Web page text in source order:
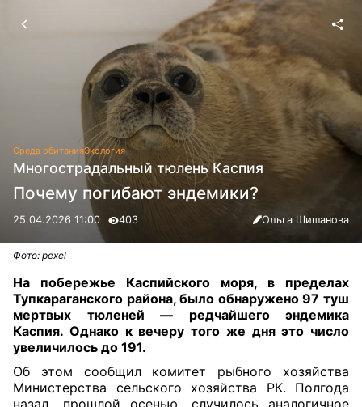
Среда обитанияЭкология
Многострадальный тюлень Каспия
Почему погибают эндемики?
25.04.2026 11:00 403 Ольга Шишанова
Фото: pexel
На побережье Каспийского моря, в пределах
Тупкараганского района, было обнаружено 97 туш
мертвых тюленей — редчайшего эндемика
Каспия. Однако к вечеру того же дня это число
увеличилось до 191.
Об этом сообщил комитет рыбного хозяйства
Министерства сельского хозяйства РК. Полгода
назад, прошлой осенью, случилось аналогичное